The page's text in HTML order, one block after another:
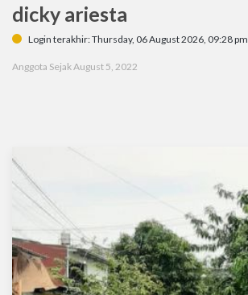
dicky ariesta
Login terakhir: Thursday, 06 August 2026, 09:28 pm
Anggota Sejak August 5, 2022